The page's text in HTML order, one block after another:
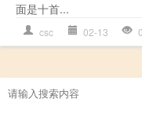
面是十首...
csc 02-13 0